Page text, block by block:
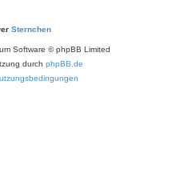
Sternchen
Software © phpBB Limited
durch phpBB.de